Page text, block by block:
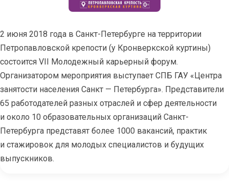
2 июня 2018 года в Санкт-Петербурге на территории
Петропавловской крепости (у Кронверкской куртины)
состоится VII Молодежный карьерный форум.
Организатором мероприятия выступает СПБ ГАУ «Центра
занятости населения Санкт — Петербурга». Представители
65 работодателей разных отраслей и сфер деятельности
и около 10 образовательных организаций Санкт-
Петербурга представят более 1000 вакансий, практик
и стажировок для молодых специалистов и будущих
выпускников.